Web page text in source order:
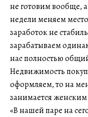
не готовим вообще, а
недели меняем
заработок не
зарабатываем
нас полностью
Недвижимость
оформляем, то на
занимается
«В нашей паре на